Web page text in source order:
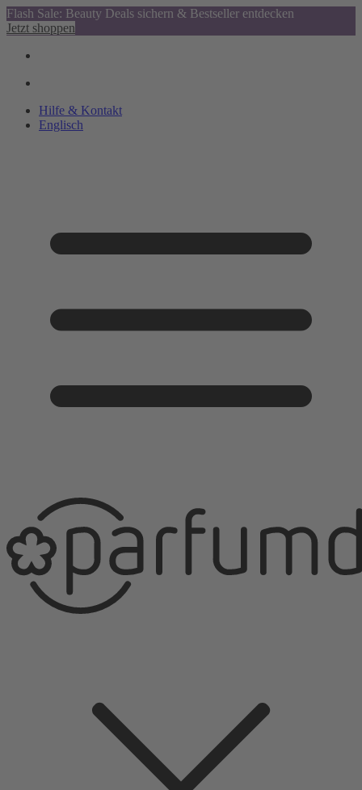
Flash Sale: Beauty Deals sichern & Bestseller entdecken
Jetzt shoppen
Hilfe & Kontakt
Englisch